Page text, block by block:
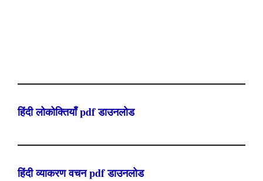
हिंदी लोकोक्तियाँ pdf डाउनलोड
हिंदी व्याकरण वचन pdf डाउनलोड